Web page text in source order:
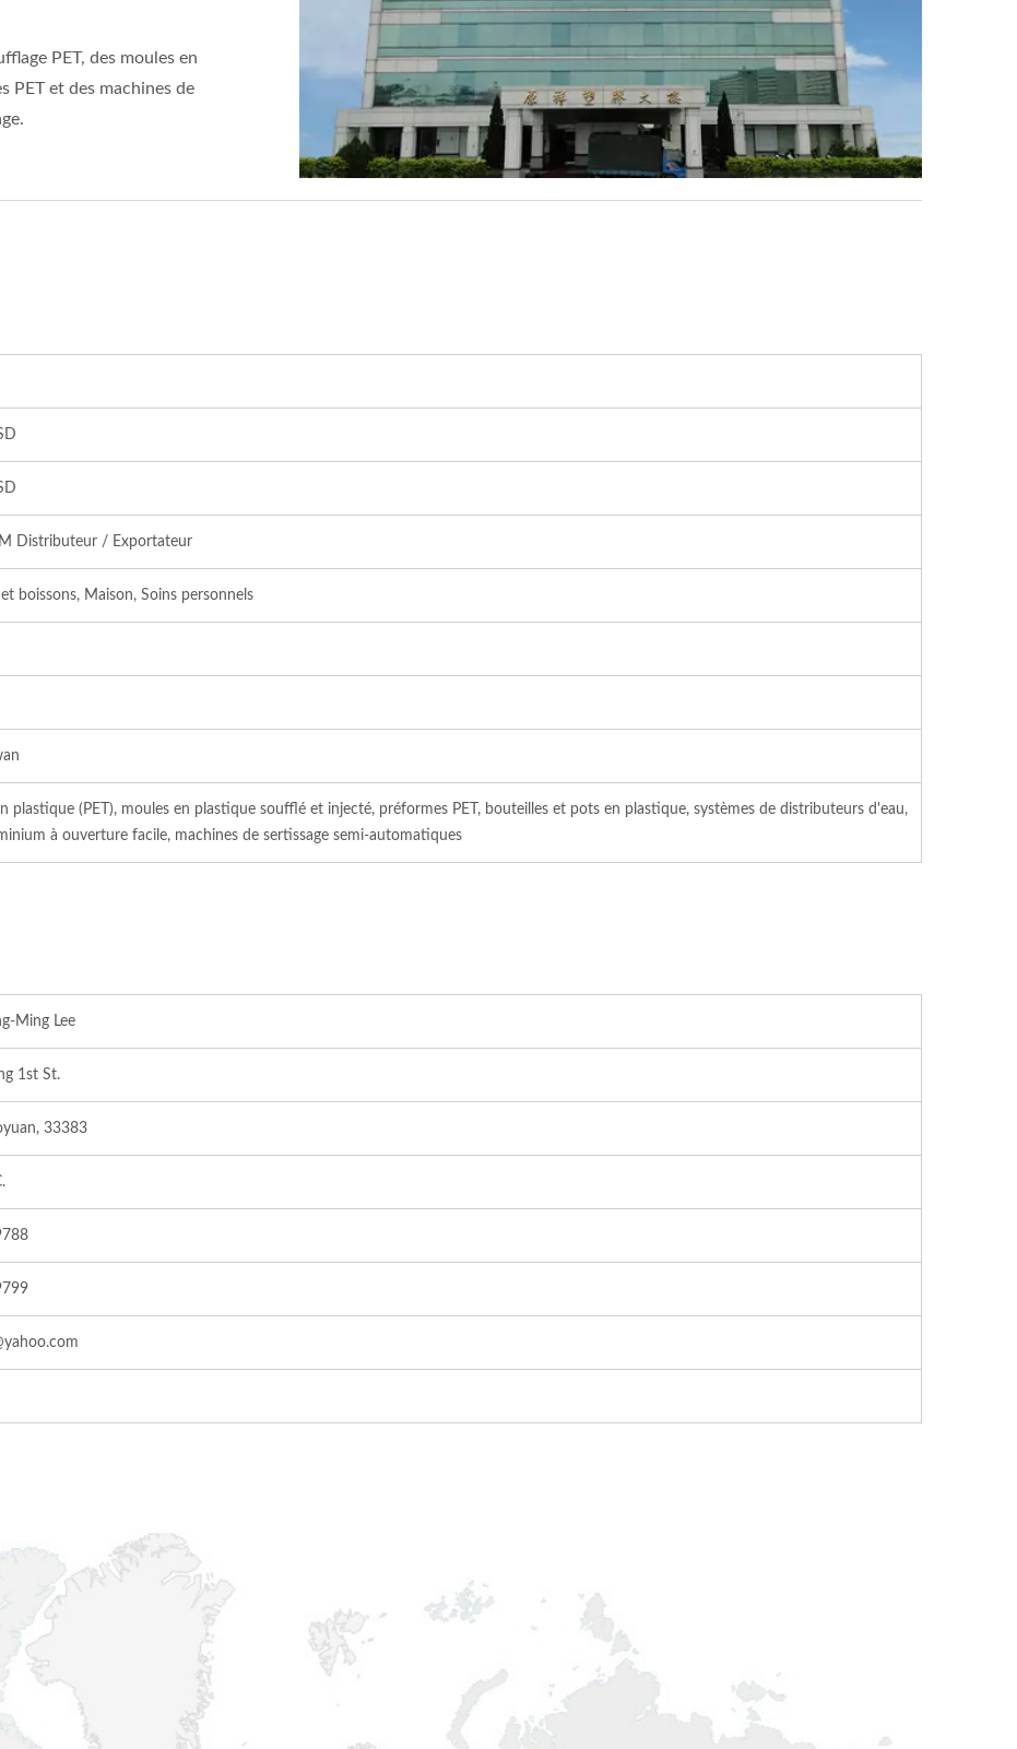
PET, des moules en
PET et des machines de
Distributeur / Exportateur
boissons, Maison, Soins personnels
plastique (PET), moules en plastique soufflé et injecté, préformes PET, bouteilles et pots en plastique, systèmes de distributeurs d'eau,
à ouverture facile, machines de sertissage semi-automatiques
Ming Lee
1st St.
33383